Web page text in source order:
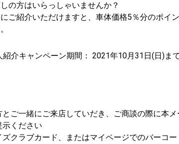
の方はいらっしゃいませんか？
ご紹介いただけますと、車体価格5％分のポイ
紹介キャンペーン期間： 2021年10月31日(日)ま
とご一緒にご来店していだき、ご商談の際に本
ください
ズクラブカード、またはマイページでのバーコ